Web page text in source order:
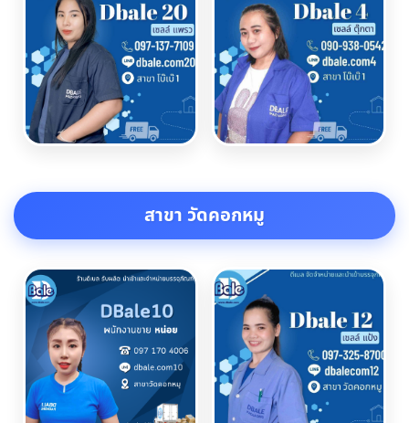
สาขา วัดคอกหมู